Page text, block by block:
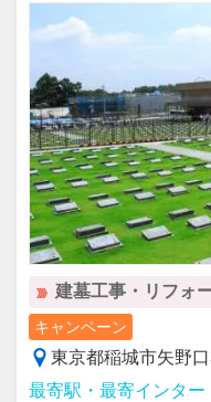
建墓工事・リフォ
キャンペーン
東京都稲城市矢野
最寄駅・最寄インター